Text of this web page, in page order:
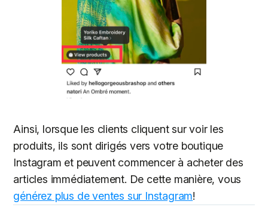
Ainsi, lorsque les clients cliquent sur voir les
produits, ils sont dirigés vers votre boutique
Instagram et peuvent commencer à acheter des
articles immédiatement. De cette manière, vous
générez plus de ventes sur Instagram!